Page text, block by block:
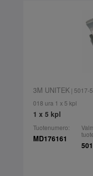
3M UNITEK| 5017-
018 ura 1 x 5 kpl
1 x 5 kpl
Tuotenumero:
MD176161